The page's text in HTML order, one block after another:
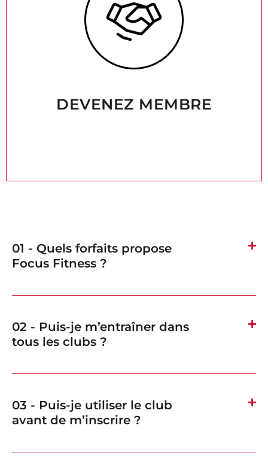
DEVENEZ MEMBRE
01 - Quels forfaits propose
Focus Fitness ?
02 - Puis-je m’entraîner dans
tous les clubs ?
03 - Puis-je utiliser le club
avant de m’inscrire ?